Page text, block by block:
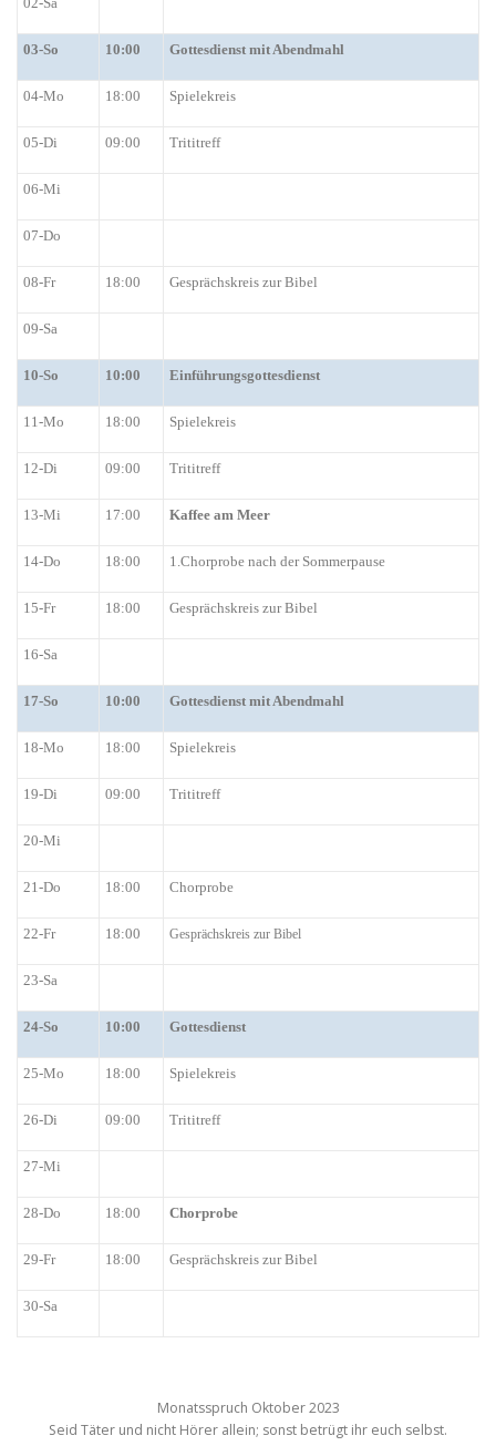
03-So 10:00 Gottesdienst mit Abendmahl
04-Mo 18:00 Spielekreis
05-Di 09:00 Trititreff
06-Mi
07-Do
08-Fr 18:00 Gesprächskreis zur Bibel
09-Sa
10-So 10:00 Einführungsgottesdienst
11-Mo 18:00 Spielekreis
12-Di 09:00 Trititreff
13-Mi 17:00 Kaffee am Meer
14-Do 18:00 1.Chorprobe nach der Sommerpause
15-Fr 18:00 Gesprächskreis zur Bibel
16-Sa
17-So 10:00 Gottesdienst mit Abendmahl
18-Mo 18:00 Spielekreis
19-Di 09:00 Trititreff
20-Mi
21-Do 18:00 Chorprobe
22-Fr 18:00 Gesprächskreis zur Bibel
23-Sa
24-So 10:00 Gottesdienst
25-Mo 18:00 Spielekreis
26-Di 09:00 Trititreff
27-Mi
28-Do 18:00 Chorprobe
29-Fr 18:00 Gesprächskreis zur Bibel
30-Sa
Monatsspruch Oktober 2023
Seid Täter und nicht Hörer allein; sonst betrügt ihr euch selbst.